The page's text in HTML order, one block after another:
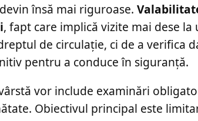
însă mai riguroase.
, fapt care implică vizite mai dese
de circulație, ci de a verifica
pentru a conduce în siguranță.
vor include examinări
Obiectivul principal este